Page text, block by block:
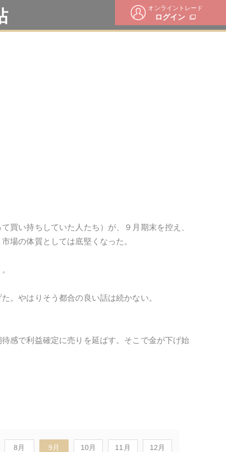
オンライントレード
ログイン
い持ちしていた人たち）が、９月期末を控え、
場の体質としては底堅くなった。
。やはりそう都合の良い話は続かない。
感で利益確定に売りを延ばす。そこで金が下げ始
8月 9月 10月 11月 12月